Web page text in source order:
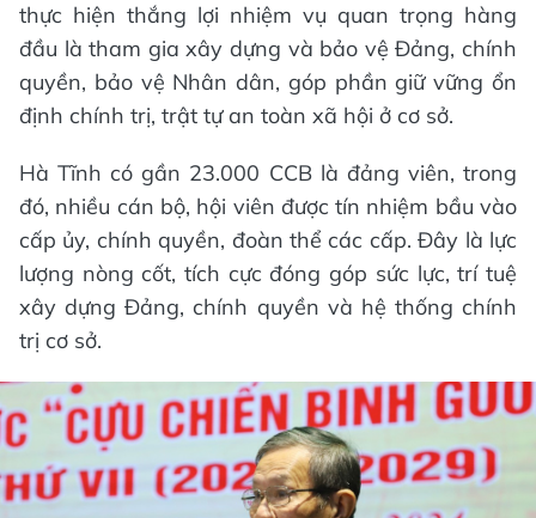
thực hiện thắng lợi nhiệm vụ quan trọng hàng
đầu là tham gia xây dựng và bảo vệ Đảng, chính
quyền, bảo vệ Nhân dân, góp phần giữ vững ổn
định chính trị, trật tự an toàn xã hội ở cơ sở.
Hà Tĩnh có gần 23.000 CCB là đảng viên, trong
đó, nhiều cán bộ, hội viên được tín nhiệm bầu vào
cấp ủy, chính quyền, đoàn thể các cấp. Đây là lực
lượng nòng cốt, tích cực đóng góp sức lực, trí tuệ
xây dựng Đảng, chính quyền và hệ thống chính
trị cơ sở.